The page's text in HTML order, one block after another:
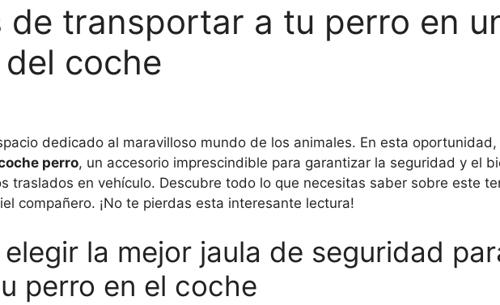
de transportar a tu perro en
coche
dedicado al maravilloso mundo de los animales. En esta
perro, un accesorio imprescindible para garantizar la seguridad y el
traslados en vehículo. Descubre todo lo que necesitas saber sobre este
compañero. ¡No te pierdas esta interesante lectura!
la mejor jaula de seguridad
perro en el coche